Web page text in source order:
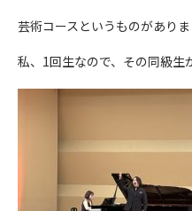
芸術コースというものがあり
私、1回生なので、その同級生